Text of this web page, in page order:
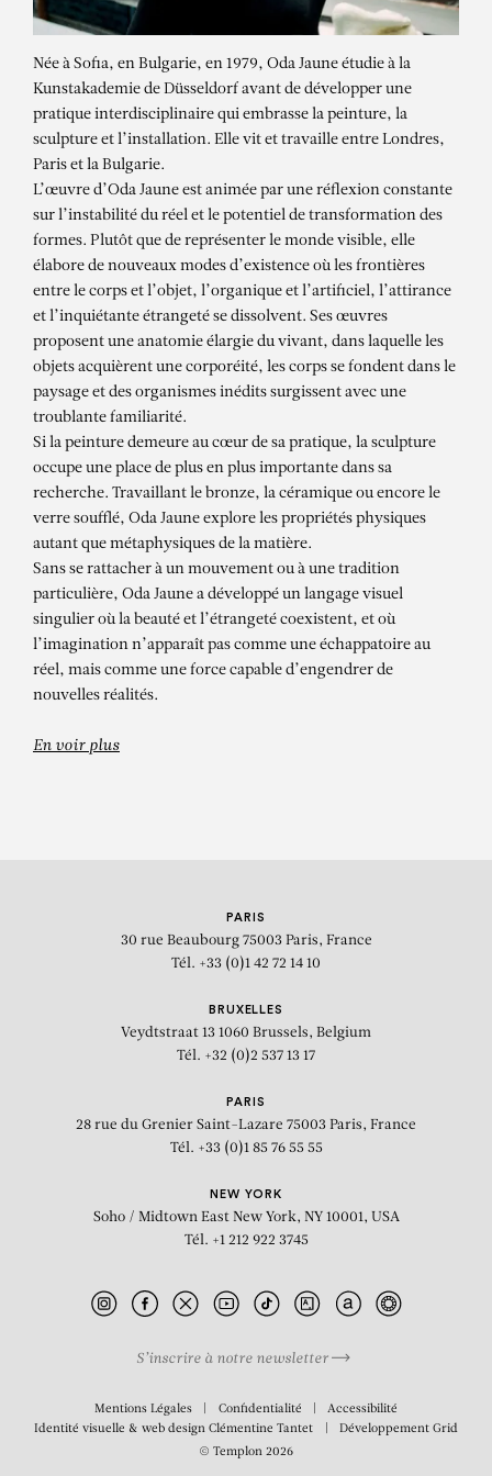
ODA JAUNE
Née à Sofia, en Bulgarie, en 1979, Oda Jaune étudie à la
Kunstakademie de Düsseldorf avant de développer une
pratique interdisciplinaire qui embrasse la peinture, la
sculpture et l’installation. Elle vit et travaille entre Londres,
Paris et la Bulgarie.
L’œuvre d’Oda Jaune est animée par une réflexion constante
sur l’instabilité du réel et le potentiel de transformation des
formes. Plutôt que de représenter le monde visible, elle
élabore de nouveaux modes d’existence où les frontières
entre le corps et l’objet, l’organique et l’artificiel, l’attirance
et l’inquiétante étrangeté se dissolvent. Ses œuvres
proposent une anatomie élargie du vivant, dans laquelle les
objets acquièrent une corporéité, les corps se fondent dans le
paysage et des organismes inédits surgissent avec une
troublante familiarité.
Si la peinture demeure au cœur de sa pratique, la sculpture
occupe une place de plus en plus importante dans sa
recherche. Travaillant le bronze, la céramique ou encore le
verre soufflé, Oda Jaune explore les propriétés physiques
autant que métaphysiques de la matière.
Sans se rattacher à un mouvement ou à une tradition
particulière, Oda Jaune a développé un langage visuel
singulier où la beauté et l’étrangeté coexistent, et où
l’imagination n’apparaît pas comme une échappatoire au
réel, mais comme une force capable d’engendrer de
nouvelles réalités.
En voir plus
PARIS
30 rue Beaubourg 75003 Paris, France
Tél. +33 (0)1 42 72 14 10
BRUXELLES
Veydtstraat 13 1060 Brussels, Belgium
Tél. +32 (0)2 537 13 17
PARIS
28 rue du Grenier Saint-Lazare 75003 Paris, France
Tél. +33 (0)1 85 76 55 55
NEW YORK
Soho / Midtown East New York, NY 10001, USA
Tél. +1 212 922 3745
S’inscrire à notre newsletter
Mentions Légales Confidentialité
Accessibilité
Identité visuelle & web designClémentine Tantet Développement Grid
© Templon 2026